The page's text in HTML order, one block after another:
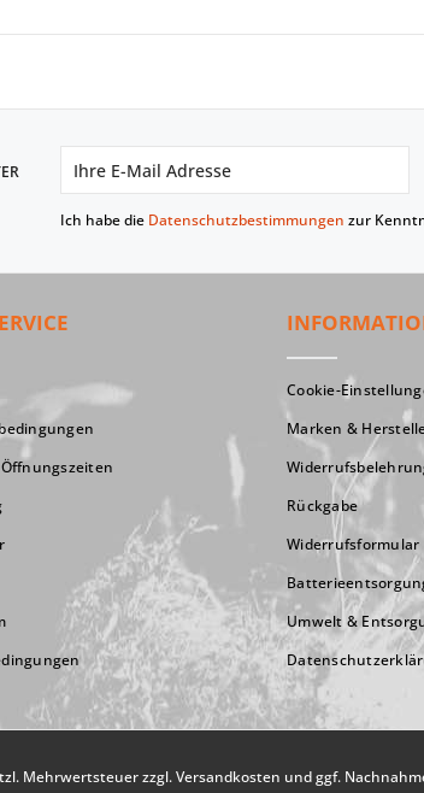
Ich habe die Datenschutzbestimmungen zur
Cookie-
Marken &
Rückgabe
Widerrufsformular
Umwelt &
Mehrwertsteuer zzgl.Versandkosten und ggf.